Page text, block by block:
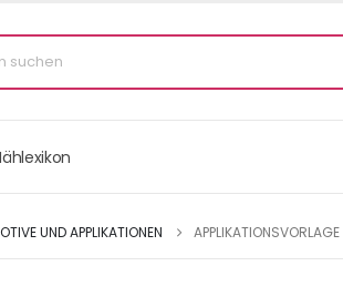
UND APPLIKATIONEN